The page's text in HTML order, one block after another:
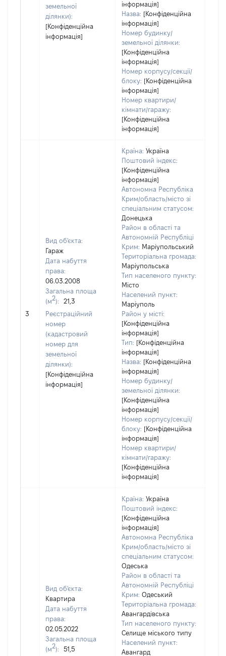
земельної
ділянки):
[Конфіденційна
інформація]
інформація]
Назва: [Конфіденційна
інформація]
Номер будинку/
земельної ділянки:
[Конфіденційна
інформація]
Номер корпусу/секції/
блоку: [Конфіденційна
інформація]
Номер квартири/
кімнати/гаражу:
[Конфіденційна
інформація]
3
Вид об'єкта:
Гараж
Дата набуття
права:
06.03.2008
Загальна площа
(м2):
21,3
Реєстраційний
номер
(кадастровий
номер для
земельної
ділянки):
[Конфіденційна
інформація]
Країна: Україна
Поштовий індекс:
[Конфіденційна
інформація]
Автономна Республіка
Крим/область/місто зі
спеціальним статусом:
Донецька
Район в області та
Автономній Республіці
Крим: Маріупольський
Територіальна громада:
Маріупольська
Тип населеного пункту:
Місто
Населений пункт:
Маріуполь
Район у місті:
[Конфіденційна
інформація]
Тип: [Конфіденційна
інформація]
Назва: [Конфіденційна
інформація]
Номер будинку/
земельної ділянки:
[Конфіденційна
інформація]
Номер корпусу/секції/
блоку: [Конфіденційна
інформація]
Номер квартири/
кімнати/гаражу:
[Конфіденційна
інформація]
Вид об'єкта:
Квартира
Дата набуття
права:
02.05.2022
Загальна площа
(м2):
51,5
Країна: Україна
Поштовий індекс:
[Конфіденційна
інформація]
Автономна Республіка
Крим/область/місто зі
спеціальним статусом:
Одеська
Район в області та
Автономній Республіці
Крим: Одеський
Територіальна громада:
Авангардівська
Тип населеного пункту:
Селище міського типу
Населений пункт:
Авангард